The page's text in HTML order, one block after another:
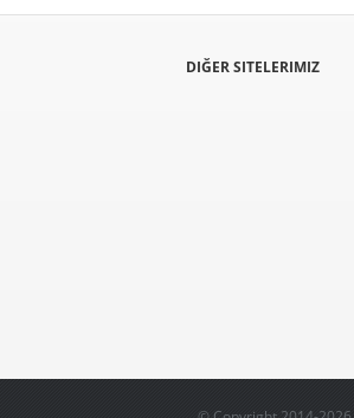
DIĞER SITELERIMIZ